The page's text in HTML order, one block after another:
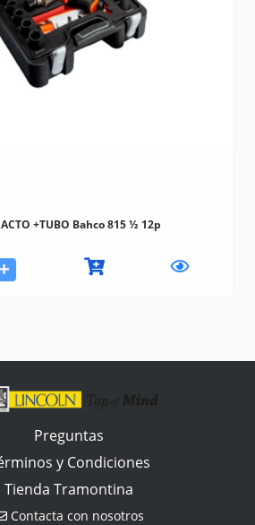
+TUBO Bahco 815 ½ 12p
Preguntas
y Condiciones
Tienda Tramontina
Contacta con nosotros